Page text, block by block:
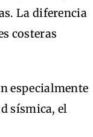
La diferencia
costeras
especialmente
sísmica, el